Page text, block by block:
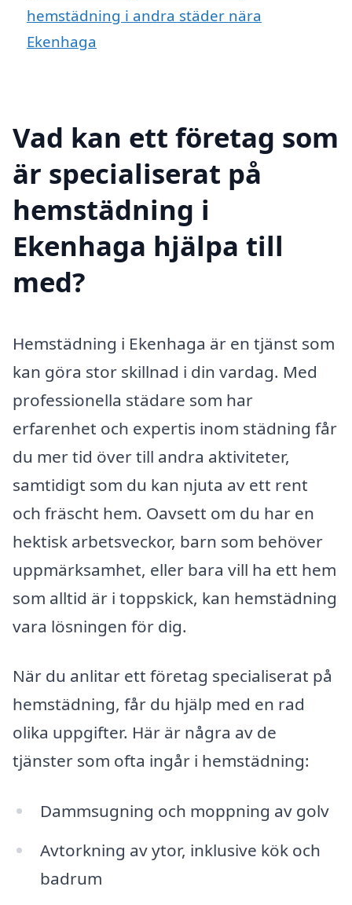
hemstädning i andra städer nära
Ekenhaga
Vad kan ett företag som
är specialiserat på
hemstädning i
Ekenhaga hjälpa till
med?
Hemstädning i Ekenhaga är en tjänst som
kan göra stor skillnad i din vardag. Med
professionella städare som har
erfarenhet och expertis inom städning får
du mer tid över till andra aktiviteter,
samtidigt som du kan njuta av ett rent
och fräscht hem. Oavsett om du har en
hektisk arbetsveckor, barn som behöver
uppmärksamhet, eller bara vill ha ett hem
som alltid är i toppskick, kan hemstädning
vara lösningen för dig.
När du anlitar ett företag specialiserat på
hemstädning, får du hjälp med en rad
olika uppgifter. Här är några av de
tjänster som ofta ingår i hemstädning:
Dammsugning och moppning av golv
Avtorkning av ytor, inklusive kök och
badrum